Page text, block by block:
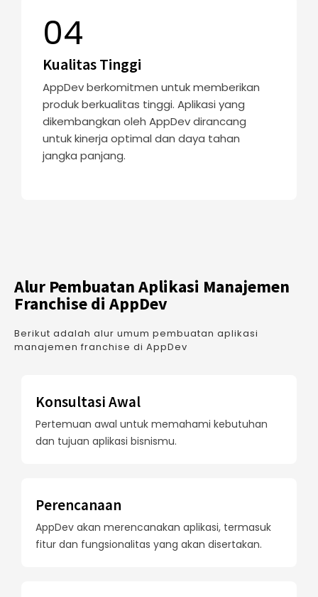
04
Kualitas Tinggi
AppDev berkomitmen untuk memberikan
produk berkualitas tinggi. Aplikasi yang
dikembangkan oleh AppDev dirancang
untuk kinerja optimal dan daya tahan
jangka panjang.
Alur Pembuatan Aplikasi Manajemen
Franchise di AppDev
Berikut adalah alur umum pembuatan aplikasi
manajemen franchise di AppDev
Konsultasi Awal
Pertemuan awal untuk memahami kebutuhan
dan tujuan aplikasi bisnismu.
Perencanaan
AppDev akan merencanakan aplikasi, termasuk
fitur dan fungsionalitas yang akan disertakan.